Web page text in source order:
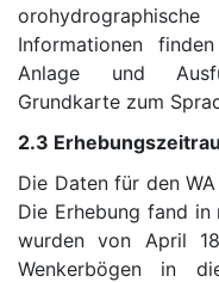
Informationen
Anlage und
Grundkarte zum
2.3
Die Daten für den
Die Erhebung fand in
wurden von April
Wenkerbögen in